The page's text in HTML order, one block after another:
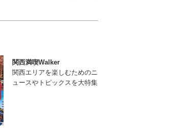
関西満喫Walker
関西エリアを楽しむためのニ
ュースやトピックスを大特集